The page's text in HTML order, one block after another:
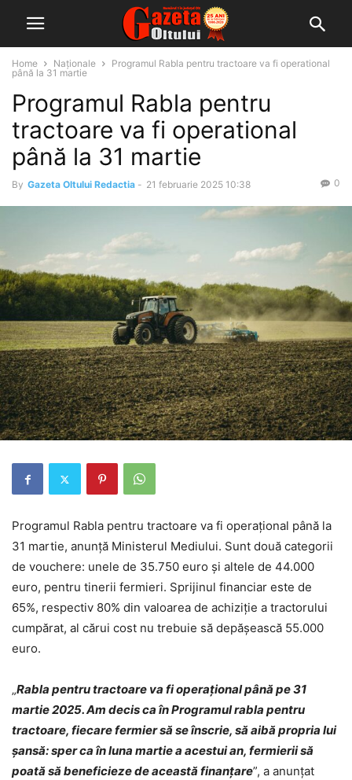
Home Naționale
Programul Rabla pentru tractoare va fi operational
până la 31 martie
Programul Rabla pentru
tractoare va fi operational
până la 31 martie
By Gazeta Oltului Redactia - 21 februarie 2025 10:38 0
Programul Rabla pentru tractoare va fi operaţional până la
31 martie, anunţă Ministerul Mediului. Sunt două categorii
de vouchere: unele de 35.750 euro şi altele de 44.000
euro, pentru tinerii fermieri. Sprijinul financiar este de
65%, respectiv 80% din valoarea de achiziţie a tractorului
cumpărat, al cărui cost nu trebuie să depăşească 55.000
euro.
„Rabla pentru tractoare va fi operaţional până pe 31
martie 2025. Am decis ca în Programul rabla pentru
tractoare, fiecare fermier să se înscrie, să aibă propria lui
şansă: sper ca în luna martie a acestui an, fermierii să
poată să beneficieze de această finanţare”, a anunţat